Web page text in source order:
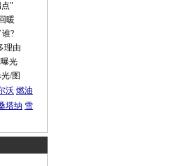
"
暖
?
理由
光
/图
沃 燃油
塔纳 雪